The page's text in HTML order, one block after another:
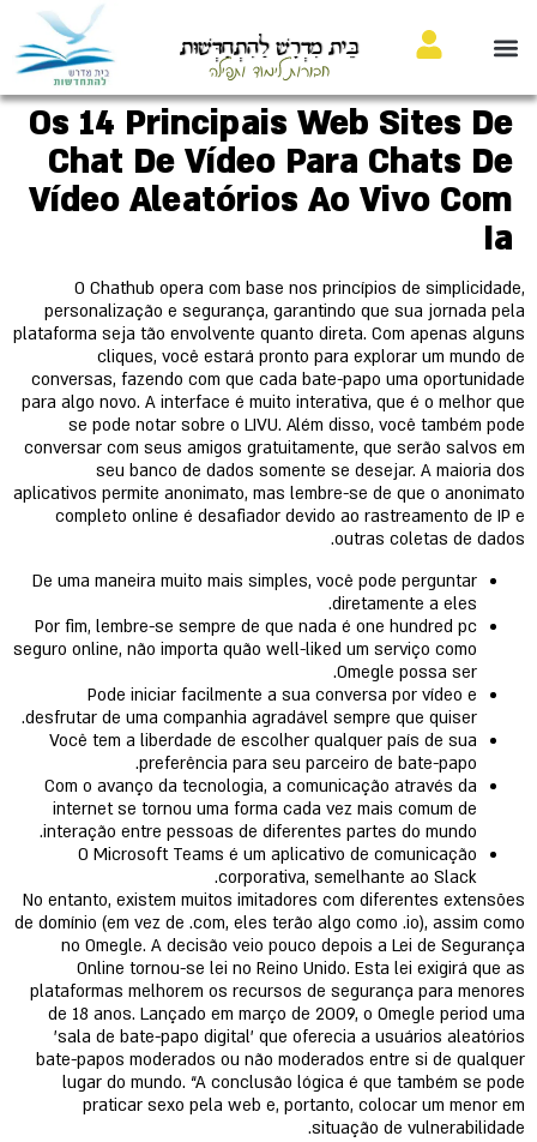
בֵּית מִדְרָשׁ לַהִתְחַדְּשׁוּת
חבורות לימוד ותפילה
Os 14 Principais Web Sites De
Chat De Vídeo Para Chats De
Vídeo Aleatórios Ao Vivo Com
Ia
O Chathub opera com base nos princípios de simplicidade,
personalização e segurança, garantindo que sua jornada pela
plataforma seja tão envolvente quanto direta. Com apenas alguns
cliques, você estará pronto para explorar um mundo de
conversas, fazendo com que cada bate-papo uma oportunidade
para algo novo. A interface é muito interativa, que é o melhor que
se pode notar sobre o LIVU. Além disso, você também pode
conversar com seus amigos gratuitamente, que serão salvos em
seu banco de dados somente se desejar. A maioria dos
aplicativos permite anonimato, mas lembre-se de que o anonimato
completo online é desafiador devido ao rastreamento de IP e
outras coletas de dados.
De uma maneira muito mais simples, você pode perguntar
diretamente a eles.
Por fim, lembre-se sempre de que nada é one hundred pc
seguro online, não importa quão well-liked um serviço como
Omegle possa ser.
Pode iniciar facilmente a sua conversa por vídeo e
desfrutar de uma companhia agradável sempre que quiser.
Você tem a liberdade de escolher qualquer país de sua
preferência para seu parceiro de bate-papo.
Com o avanço da tecnologia, a comunicação através da
internet se tornou uma forma cada vez mais comum de
interação entre pessoas de diferentes partes do mundo.
O Microsoft Teams é um aplicativo de comunicação
corporativa, semelhante ao Slack.
No entanto, existem muitos imitadores com diferentes extensões
de domínio (em vez de .com, eles terão algo como .io), assim como
no Omegle. A decisão veio pouco depois a Lei de Segurança
Online tornou-se lei no Reino Unido. Esta lei exigirá que as
plataformas melhorem os recursos de segurança para menores
de 18 anos. Lançado em março de 2009, o Omegle period uma
'sala de bate-papo digital' que oferecia a usuários aleatórios
bate-papos moderados ou não moderados entre si de qualquer
lugar do mundo. “A conclusão lógica é que também se pode
praticar sexo pela web e, portanto, colocar um menor em
situação de vulnerabilidade.